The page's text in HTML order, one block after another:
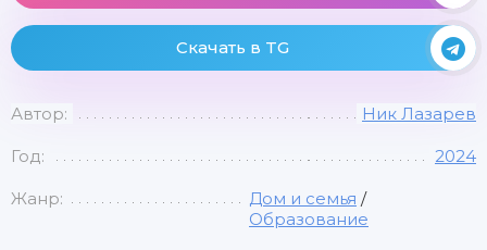
Скачать в TG
Автор: Ник Лазарев
Год: 2024
Жанр: Дом и семья /
Образование